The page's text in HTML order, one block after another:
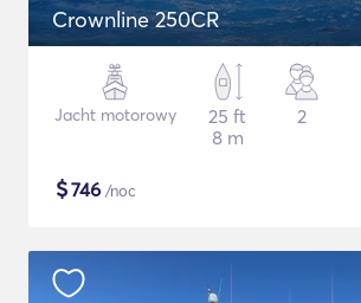
Crownline 250CR
Jacht motorowy
25 ft
8 m
2
$746 /noc